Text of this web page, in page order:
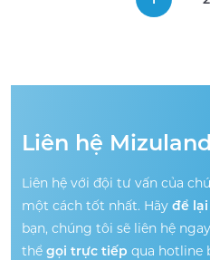
Liên hệ
Liên hệ với đội tư vấn của
một cách tốt nhất. Hãy để
bạn, chúng tôi sẽ liên hệ
thể gọi trực tiếp qua hotline